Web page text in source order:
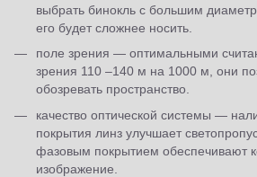
выбрать бинокль с большим
его будет сложнее носить.
поле зрения — оптимальными
зрения 110 –140 м на 1000 м, они
обозревать пространство.
качество оптической системы —
покрытия линз улучшает
фазовым покрытием обеспечивают
изображение.